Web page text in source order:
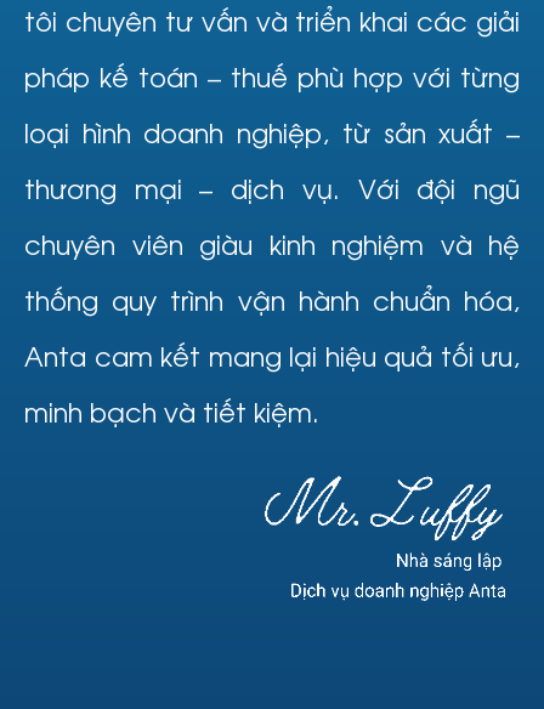
tôi chuyên tư vấn và triển khai các giải
pháp kế toán – thuế phù hợp với từng
loại hình doanh nghiệp, từ sản xuất –
thương mại – dịch vụ. Với đội ngũ
chuyên viên giàu kinh nghiệm và hệ
thống quy trình vận hành chuẩn hóa,
Anta cam kết mang lại hiệu quả tối ưu,
minh bạch và tiết kiệm.